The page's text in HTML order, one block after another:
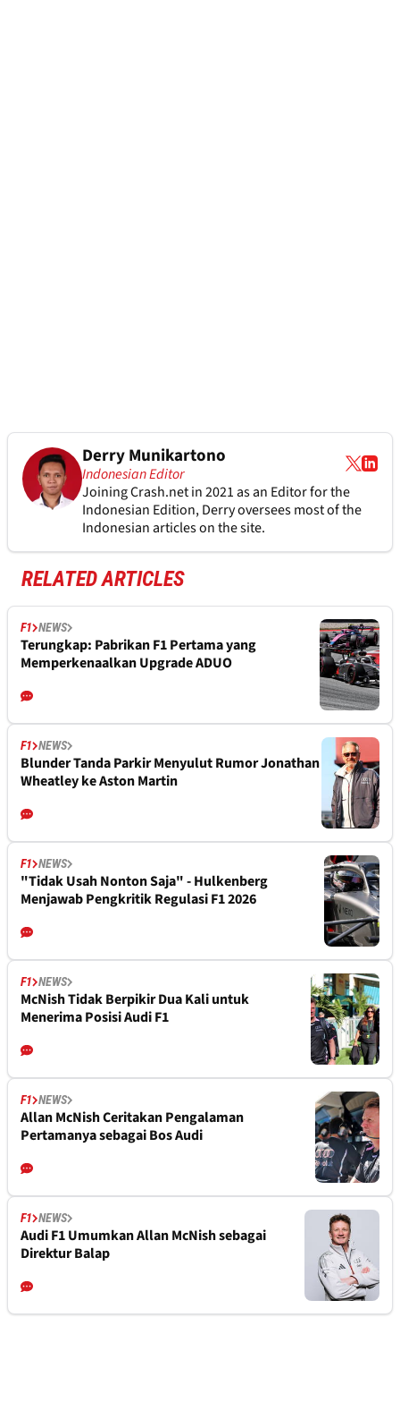
Derry Munikartono
Indonesian Editor
Joining Crash.net in 2021 as an Editor for the
Indonesian Edition, Derry oversees most of the
Indonesian articles on the site.
RELATED ARTICLES
F1 NEWS
Terungkap: Pabrikan F1 Pertama yang
Memperkenaalkan Upgrade ADUO
F1 NEWS
Blunder Tanda Parkir Menyulut Rumor Jonathan
Wheatley ke Aston Martin
F1 NEWS
"Tidak Usah Nonton Saja" - Hulkenberg
Menjawab Pengkritik Regulasi F1 2026
F1 NEWS
McNish Tidak Berpikir Dua Kali untuk
Menerima Posisi Audi F1
F1 NEWS
Allan McNish Ceritakan Pengalaman
Pertamanya sebagai Bos Audi
F1 NEWS
Audi F1 Umumkan Allan McNish sebagai
Direktur Balap